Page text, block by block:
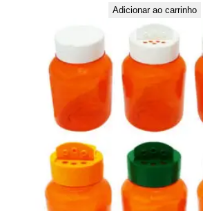
Adicionar ao carrinho